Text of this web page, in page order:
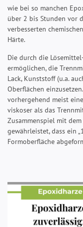
wie bei so manchen
über 2 bis Stunden vor
verbesserten
Härte.
Die durch die
ermöglichen, die
Lack, Kunststoff (u.a.
Oberflächen
vorhergehend meist
viskoser als das
Zusammenspiel mit
gewährleistet, dass ein
Formoberfläche